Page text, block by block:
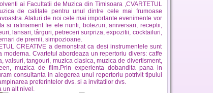
ai Facultatii de Muzica din Timisoara ,CVARTETUL
de calitate pentru unul dintre cele mai frumoase
Alaturi de noi cele mai importante evenimente vor
si rafinament fie ele nunti, botezuri, aniversari, receptii,
lansari, târguri, petreceri surpriza, expozitii, cocktailuri,
de premii, simpozioane.
CREATIVE a demonstrat ca desi instrumentele sunt
moderna. Cvartetul abordeaza un repertoriu divers: caffe
valsuri, tangouri, muzica clasica, muzica de divertisment,
muzica de film.Prin experienta dobandita pana in
consultanta in alegerea unui repertoriu potrivit tipului
preferintelor dvs. si a invitatilor dvs.
un alt nivel.